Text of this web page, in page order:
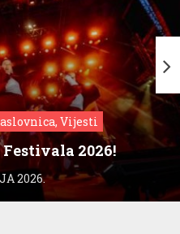
Vijesti
2026!
2026.